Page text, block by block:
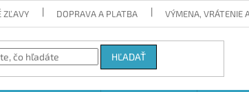
ZĽAVY DOPRAVA A PLATBA VÝMENA, VRÁTENIE
HĽADAŤ